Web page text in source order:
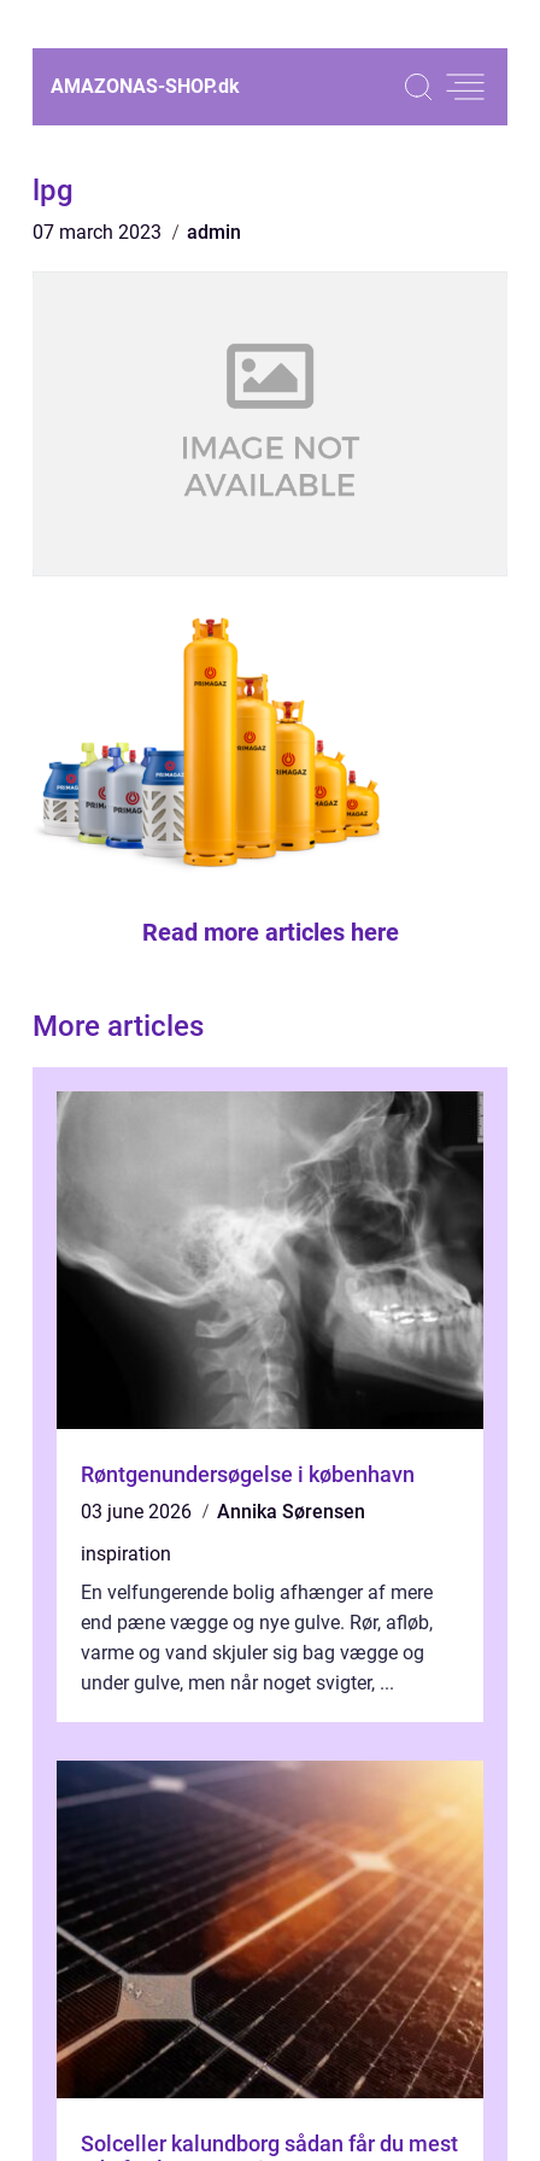
AMAZONAS-SHOP.dk
lpg
07 march 2023 admin
Read more articles here
More articles
Røntgenundersøgelse i københavn
03 june 2026
Annika Sørensen
inspiration
En velfungerende bolig afhænger af mere
end pæne vægge og nye gulve. Rør, afløb,
varme og vand skjuler sig bag vægge og
under gulve, men når noget svigter, ...
Solceller kalundborg sådan får du mest